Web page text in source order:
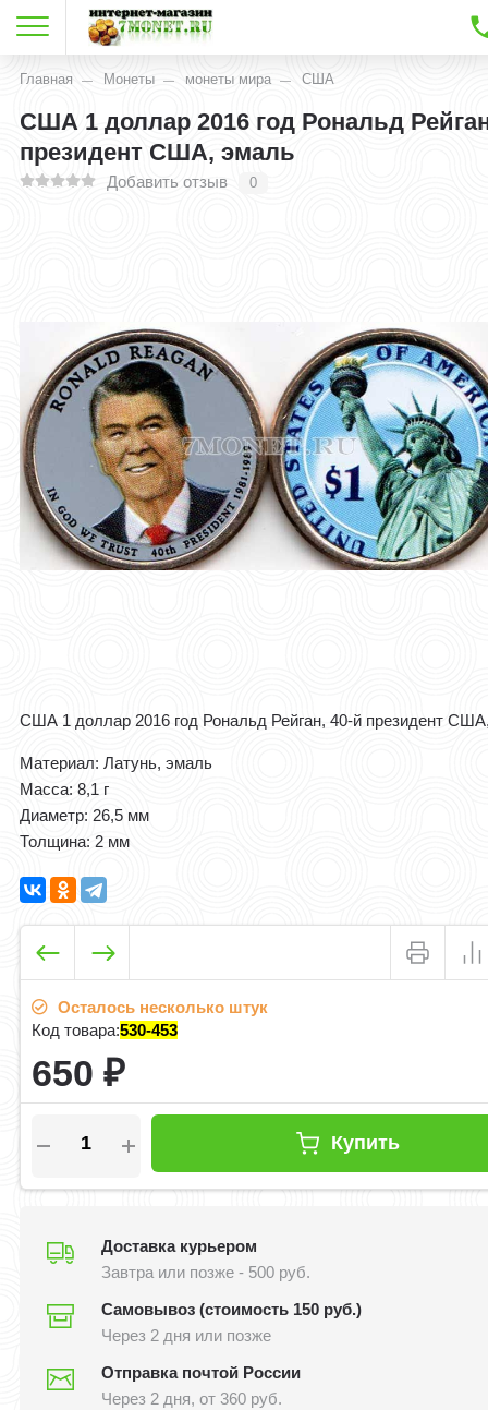
Главная Монеты монеты мира США
США 1 доллар 2016 год Рональд
президент США, эмаль
Добавить отзыв 0
США 1 доллар 2016 год Рональд Рейган, 40-й президент
Материал: Латунь, эмаль
Масса: 8,1 г
Диаметр: 26,5 мм
Толщина: 2 мм
Осталось несколько штук
Код товара:530-453
650₽
Купить
Доставка курьером
Завтра или позже - 500 руб.
Самовывоз (стоимость 150 руб.)
Через 2 дня или позже
Отправка почтой России
Через 2 дня, от 360 руб.